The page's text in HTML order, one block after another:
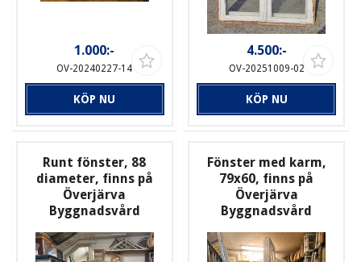
1.000:-
OV-20240227-14
KÖP NU
4.500:-
OV-20251009-02
KÖP NU
Runt fönster, 88
diameter, finns på
Överjärva
Byggnadsvård
Fönster med karm,
79x60, finns på
Överjärva
Byggnadsvård